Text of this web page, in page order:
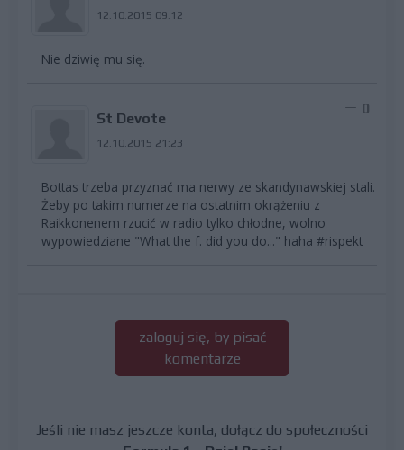
12.10.2015 09:12
Nie dziwię mu się.
St Devote
12.10.2015 21:23
0
Bottas trzeba przyznać ma nerwy ze skandynawskiej stali.
Żeby po takim numerze na ostatnim okrążeniu z
Raikkonenem rzucić w radio tylko chłodne, wolno
wypowiedziane "What the f. did you do..." haha #rispekt
zaloguj się, by pisać
komentarze
Jeśli nie masz jeszcze konta, dołącz do społeczności